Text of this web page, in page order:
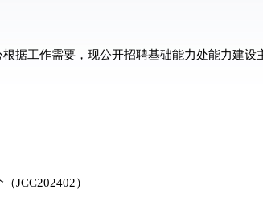
据工作需要，现公开招聘基础能力处能力建设
JCC202402）